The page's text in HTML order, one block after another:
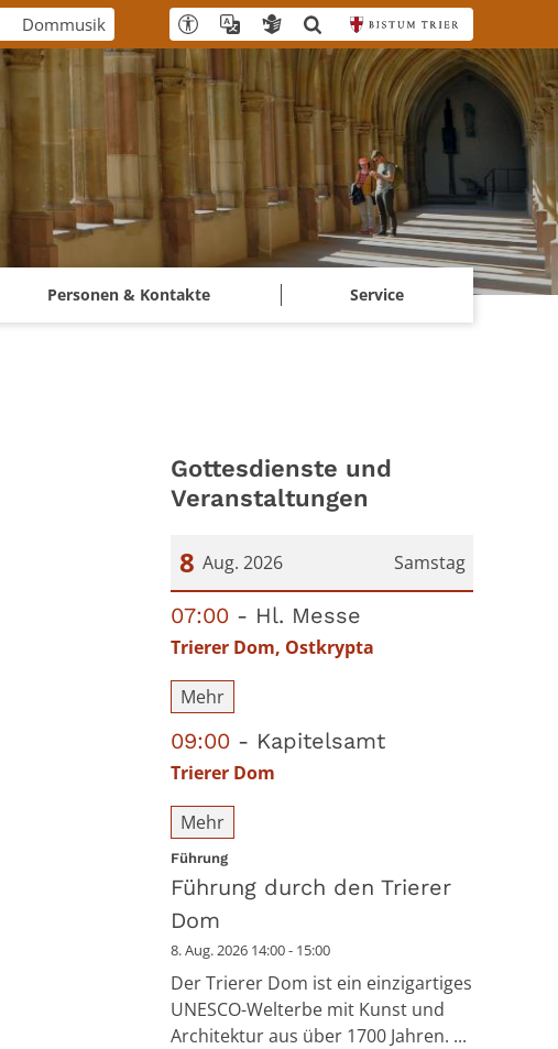
Personen & Kontakte Service
Dommusik
Gottesdienste und
Veranstaltungen
Samstag
8 Aug. 2026
Datum: 8. August 2026
07:00 Hl. Messe
Trierer Dom, Ostkrypta
Mehr
09:00 Kapitelsamt
Trierer Dom
Mehr
Führung:
Führung durch den Trierer
Dom
8. Aug. 2026 14:00 - 15:00
Der Trierer Dom ist ein einzigartiges
UNESCO-Welterbe mit Kunst und
Architektur aus über 1700 Jahren. ...